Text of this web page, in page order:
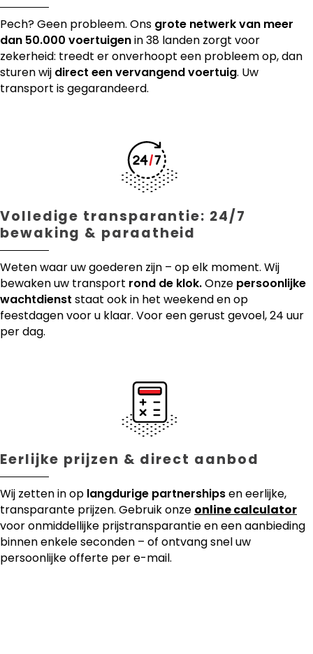
Pech? Geen probleem. Ons grote netwerk van meer
dan 50.000 voertuigenin 38 landen zorgt voor
zekerheid: treedt er onverhoopt een probleem op, dan
sturen wij direct een vervangend voertuig. Uw
transport is gegarandeerd.
Volledige transparantie: 24/7
bewaking & paraatheid
Weten waar uw goederen zijn – op elk moment. Wij
bewaken uw transport rond de klok.Onze persoonlijke
wachtdienst staat ook in het weekend en op
feestdagen voor u klaar. Voor een gerust gevoel, 24 uur
per dag.
Eerlijke prijzen & direct aanbod
Wij zetten in op langdurige partnershipsen eerlijke,
transparante prijzen. Gebruik onze online calculator
voor onmiddellijke prijstransparantie en een aanbieding
binnen enkele seconden – of ontvang snel uw
persoonlijke offerte per e-mail.